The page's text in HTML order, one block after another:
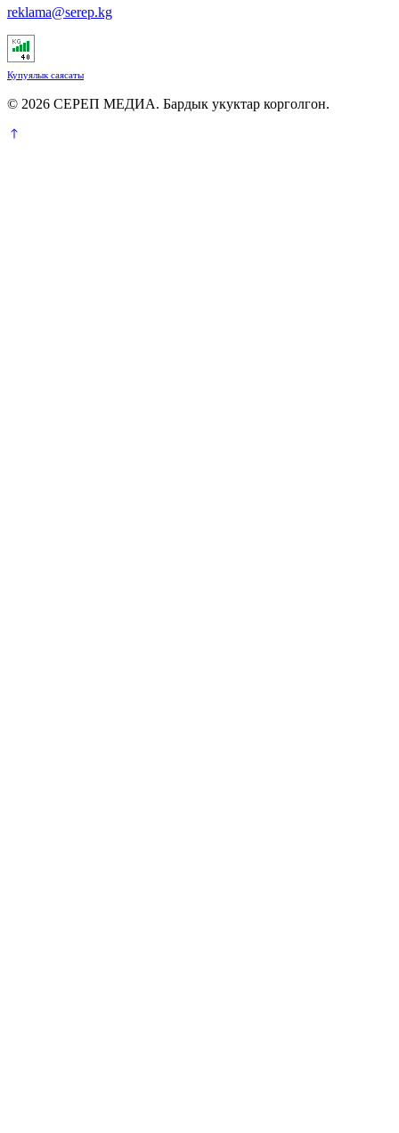
reklama@serep.kg
Купуялык саясаты
© 2026 СЕРЕП МЕДИА. Бардык укуктар корголгон.